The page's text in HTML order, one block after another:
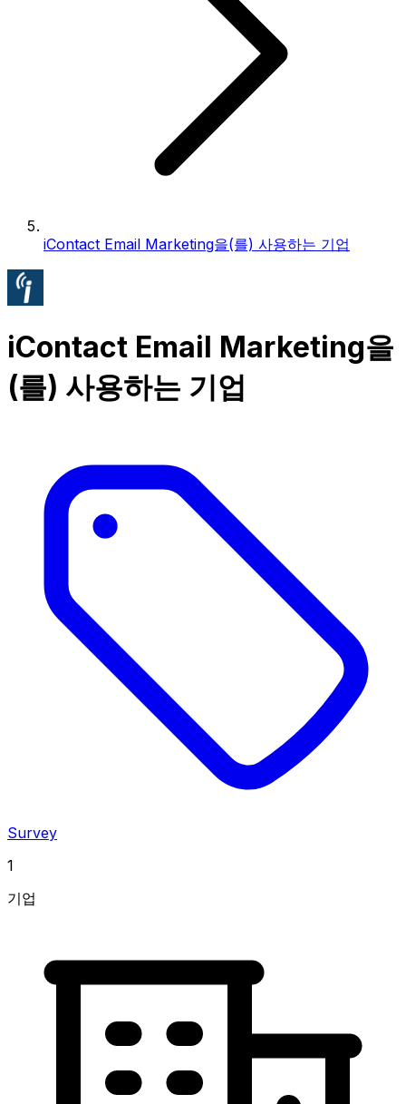
iContact Email Marketing을(를) 사용하는 기업
iContact Email Marketing을
(를) 사용하는 기업
Survey
1
기업